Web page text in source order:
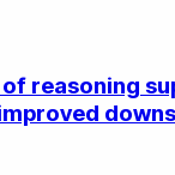
reasoning